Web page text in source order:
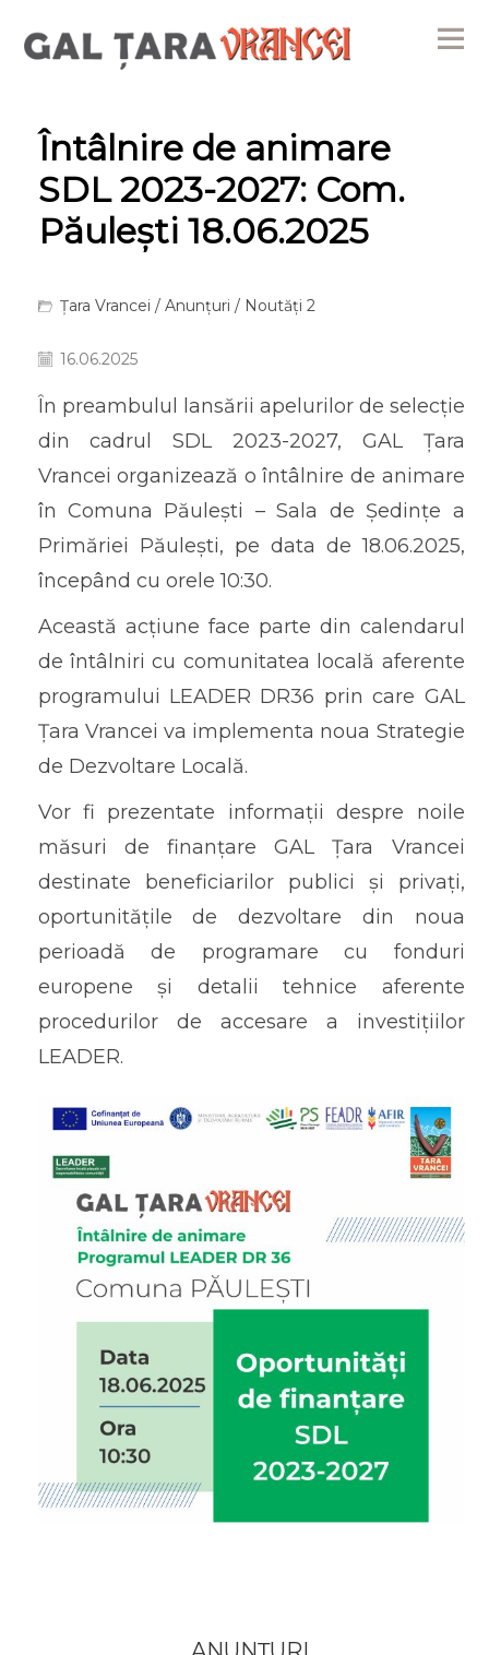
Întâlnire de animare
SDL 2023-2027: Com.
Păulești 18.06.2025
Țara Vrancei / Anunțuri / Noutăți 2
16.06.2025
În preambulul lansării apelurilor de selecție
din cadrul SDL 2023-2027, GAL Țara
Vrancei organizează o întâlnire de animare
în Comuna Păulești – Sala de Ședințe a
Primăriei Păulești, pe data de 18.06.2025,
începând cu orele 10:30.
Această acțiune face parte din calendarul
de întâlniri cu comunitatea locală aferente
programului LEADER DR36 prin care GAL
Țara Vrancei va implementa noua Strategie
de Dezvoltare Locală.
Vor fi prezentate informații despre noile
măsuri de finanțare GAL Țara Vrancei
destinate beneficiarilor publici și privați,
oportunitățile de dezvoltare din noua
perioadă de programare cu fonduri
europene și detalii tehnice aferente
procedurilor de accesare a investițiilor
LEADER.